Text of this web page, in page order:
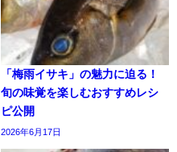
「梅雨イサキ」の魅力に迫る！
旬の味覚を楽しむおすすめレシ
ピ公開
2026年6月17日